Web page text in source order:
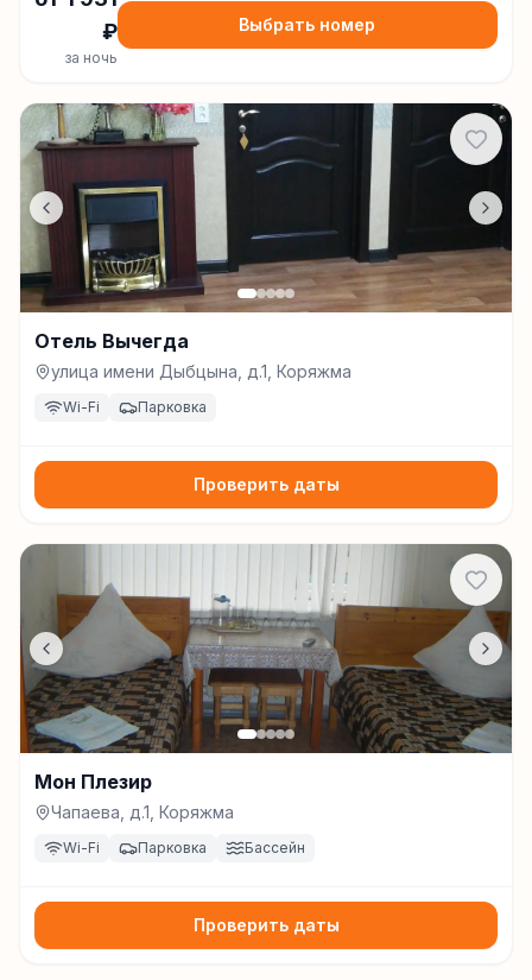
₽
за ночь
Выбрать номер
Отель Вычегда
улица имени Дыбцына, д.1, Коряжма
Wi-Fi Парковка
Проверить даты
Мон Плезир
Чапаева, д.1, Коряжма
Wi-Fi Парковка Бассейн
Проверить даты